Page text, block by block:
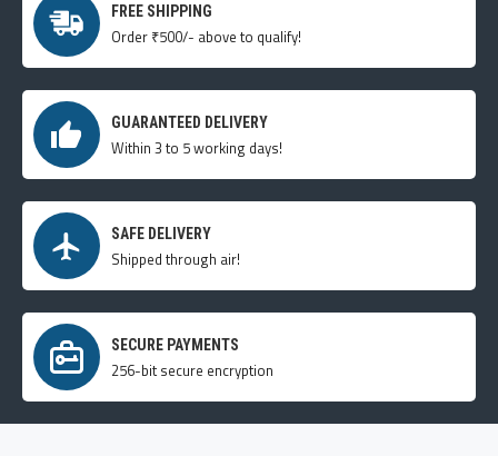
FREE SHIPPING
Order ₹500/- above to qualify!
GUARANTEED DELIVERY
Within 3 to 5 working days!
SAFE DELIVERY
Shipped through air!
SECURE PAYMENTS
256-bit secure encryption